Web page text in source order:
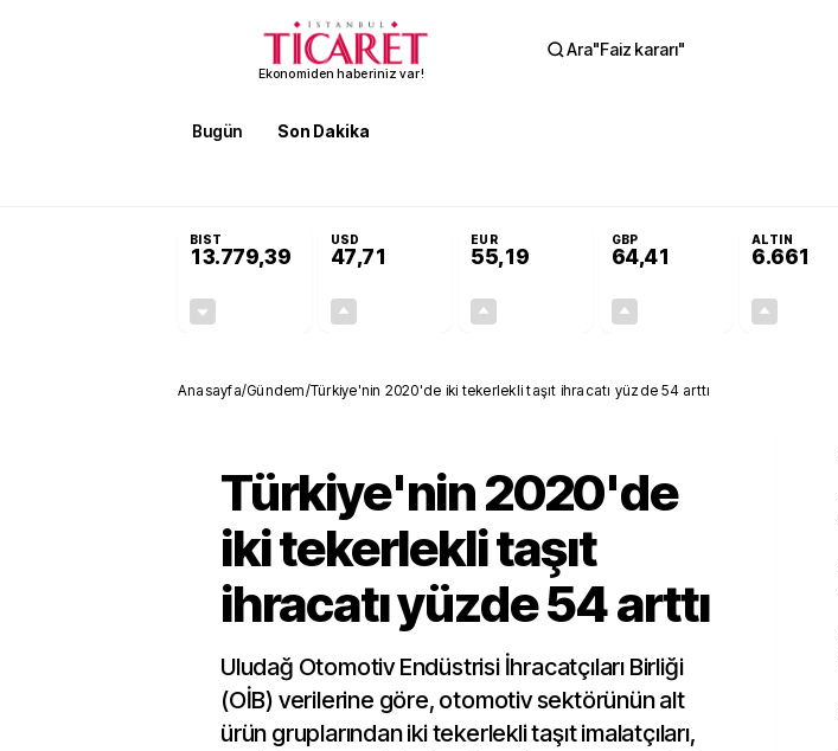
Ekonomiden haberiniz var!
Ara"Faiz kararı"
Bugün Son Dakika
BIST
13.779,39
USD
47,71
EUR
55,19
GBP
64,41
ALTIN
6.661
Anasayfa/Gündem/Türkiye'nin 2020'de iki tekerlekli taşıt ihracatı yüzde 54 arttı
Türkiye'nin 2020'de
iki tekerlekli taşıt
ihracatı yüzde 54 arttı
Uludağ Otomotiv Endüstrisi İhracatçıları Birliği
(OİB) verilerine göre, otomotiv sektörünün alt
ürün gruplarından iki tekerlekli taşıt imalatçıları,